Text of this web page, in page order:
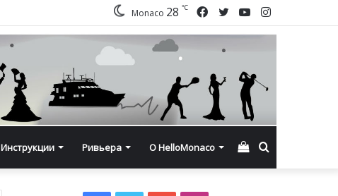
Instagram
YouTube
Twitter
Facebook
Monaco 28 ℃
Инструкции Ривьера О HelloMonaco Смотреть